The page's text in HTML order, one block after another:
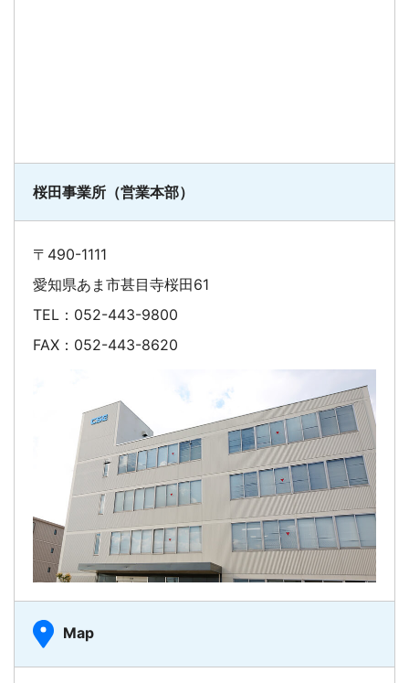
桜田事業所（営業本部）
〒490-1111
愛知県あま市甚目寺桜田61
TEL：052-443-9800
FAX：052-443-8620
Map